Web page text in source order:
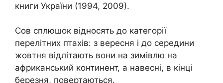
книги України (1994, 2009).
Сов сплюшок відносять до категорії
перелітних птахів: з вересня і до середини
жовтня відлітають вони на зимівлю на
африканський континент, а навесні, в кінці
березня, повертаються.